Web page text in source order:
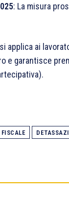
: La misura
applica ai
e garantisce